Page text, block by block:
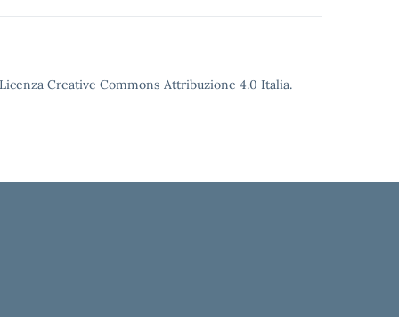
Creative Commons Attribuzione 4.0 Italia.